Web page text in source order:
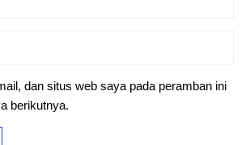
dan situs web saya pada peramban ini
berikutnya.